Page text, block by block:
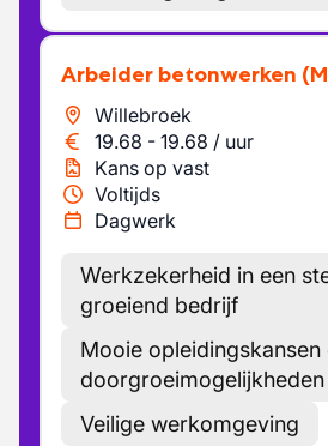
Arbeider betonwerken
Willebroek
19.68 - 19.68 / uur
Kans op vast
Voltijds
Dagwerk
Werkzekerheid in een
groeiend bedrijf
Mooie opleidingskansen
doorgroeimogelijkheden
Veilige werkomgeving